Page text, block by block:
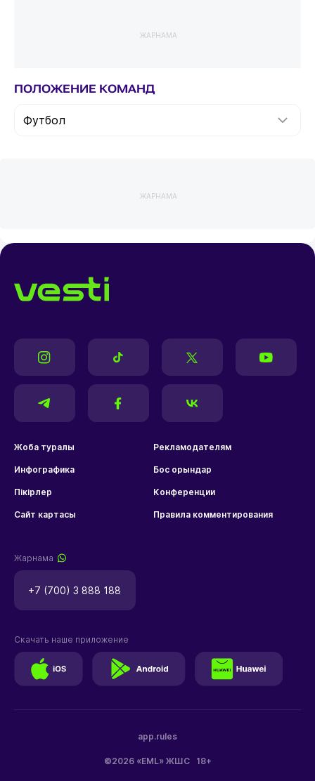
ЖАРНАМА
ПОЛОЖЕНИЕ КОМАНД
Футбол
ЖАРНАМА
Жоба туралы Рекламодателям
Инфографика Бос орындар
Пікірлер Конференции
Сайт картасы Правила комментирования
Жарнама
+7 (700) 3 888 188
©2026 «EML» ЖШС 18+
app.rules
Скачать наше приложение